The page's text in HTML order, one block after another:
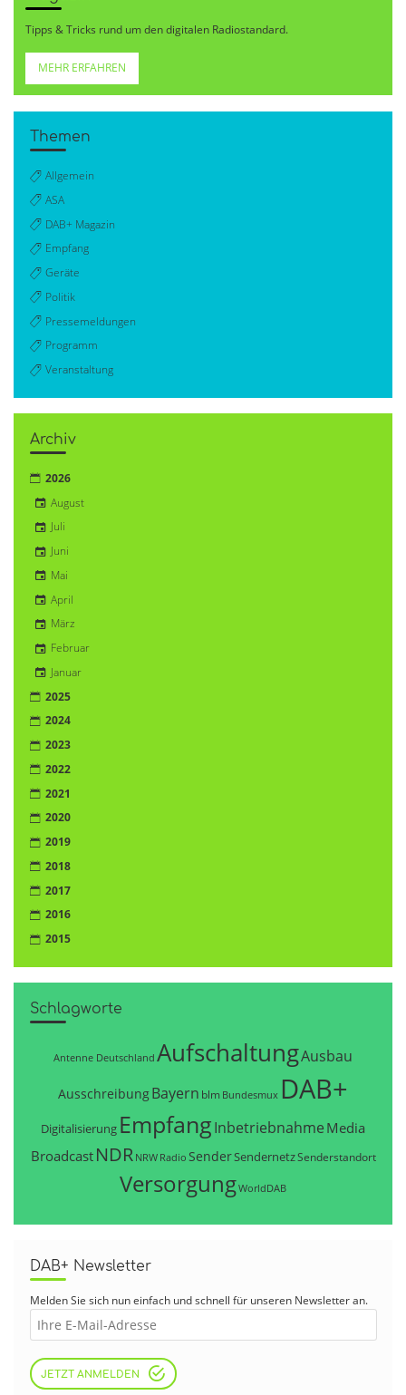
Tipps & Tricks rund um den digitalen Radiostandard.
MEHR ERFAHREN
Themen
Allgemein
ASA
DAB+ Magazin
Empfang
Geräte
Politik
Pressemeldungen
Programm
Veranstaltung
Archiv
2026
August
Juli
Juni
Mai
April
März
Februar
Januar
2025
2024
2023
2022
2021
2020
2019
2018
2017
2016
2015
Schlagworte
Antenne Deutschland AufschaltungAusbau
AusschreibungBayern blm Bundesmux DAB+
Digitalisierung EmpfangInbetriebnahme Media
Broadcast NDR NRW Radio SenderSendernetzSenderstandort
VersorgungWorldDAB
DAB+ Newsletter
Melden Sie sich nun einfach und schnell für unseren Newsletter an.
JETZT ANMELDEN